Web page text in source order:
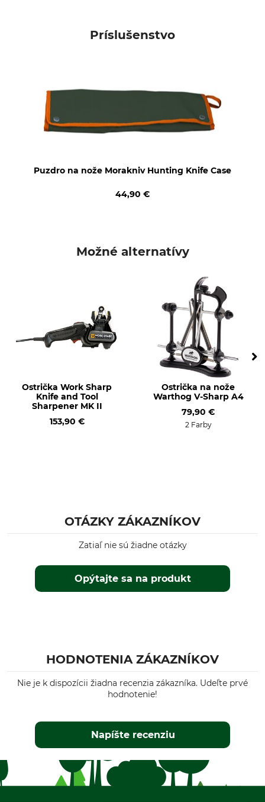
Príslušenstvo
Puzdro na nože Morakniv Hunting Knife Case
44,90 €
Možné alternatívy
Ostrička Work Sharp
Knife and Tool
Sharpener MK II
153,90 €
Ostrička na nože
Warthog V-Sharp A4
79,90 €
2 Farby
OTÁZKY ZÁKAZNÍKOV
Opýtajte sa na produkt
Zatiaľ nie sú žiadne otázky
HODNOTENIA ZÁKAZNÍKOV
Nie je k dispozícii žiadna recenzia zákazníka. Udeľte prvé
hodnotenie!
Napíšte recenziu